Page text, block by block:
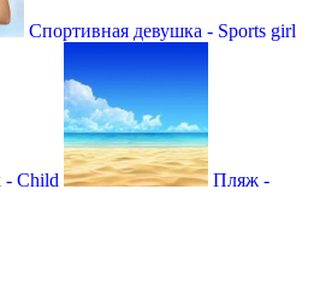
Спортивная девушка - Sports girl
- Child
Пляж -